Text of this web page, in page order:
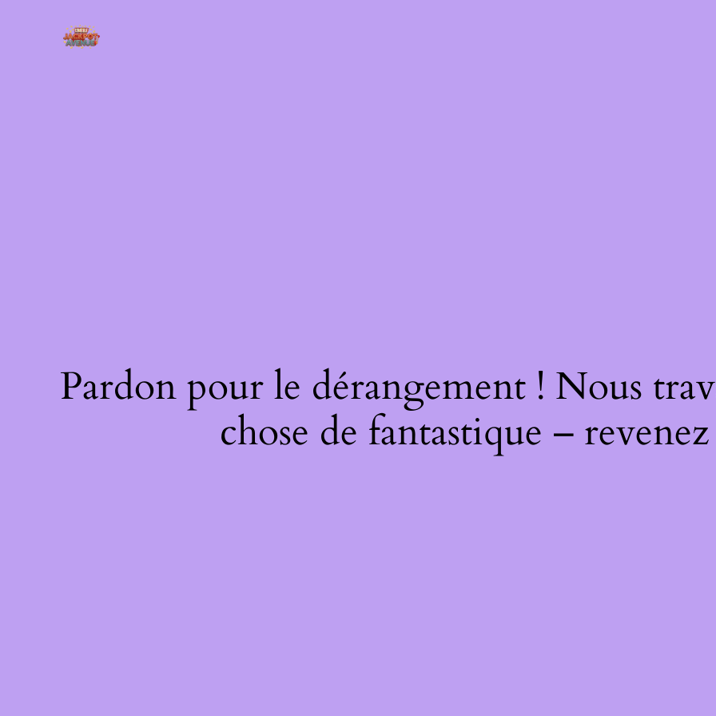
Pardon pour le dérangement ! Nous
chose de fantastique –